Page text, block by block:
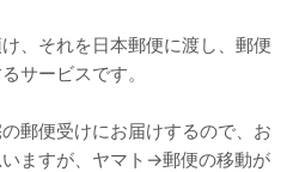
、それを日本郵便に渡し、郵便
サービスです。
郵便受けにお届けするので、お
ますが、ヤマト→郵便の移動が